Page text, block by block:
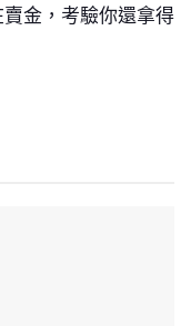
金，考驗你還拿得